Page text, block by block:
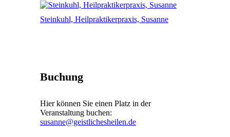
Steinkuhl, Heilpraktikerpraxis, Susanne
Buchung
Hier können Sie einen Platz in der
Veranstaltung buchen:
susanne@geistlichesheilen.de